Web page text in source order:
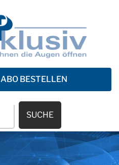
ABO BESTELLEN
SUCHE